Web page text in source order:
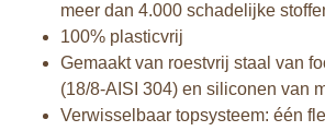
meer dan 4.000 schadelijke
100% plasticvrij
Gemaakt van roestvrij staal van
(18/8-AISI 304) en siliconen van
Verwisselbaar topsysteem: één